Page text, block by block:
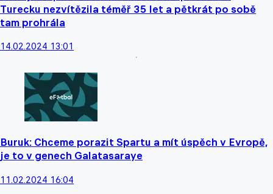
Turecku nezvítězila téměř 35 let a pětkrát po sobě
tam prohrála
14.02.2024 13:01
Buruk: Chceme porazit Spartu a mít úspěch v Evropě,
je to v genech Galatasaraye
11.02.2024 16:04